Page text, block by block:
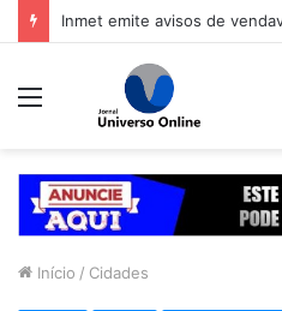
Inmet emite avisos de
Menu
Início / Cidades